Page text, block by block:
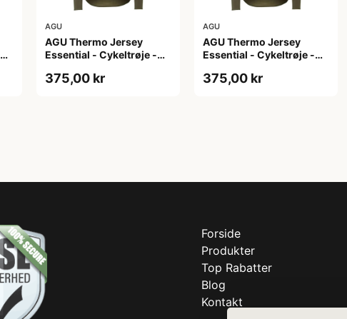
AGU
AGU Thermo Jersey
Essential - Cykeltrøje -
M
375,00 kr
AGU
AGU Thermo Jersey
Essential - Cykeltrøje -
375,00 kr
Forside
Produkter
Top Rabatter
Blog
Kontakt